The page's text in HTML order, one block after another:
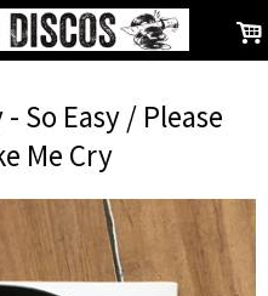
.
So Easy / Please
Me Cry